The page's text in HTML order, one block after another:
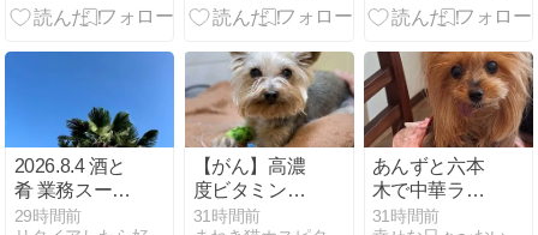
輪を本音レビ
2026.8.4 酒と
肴 業務スーパ
ーのカレール
29時間前
【がん】高濃
度ビタミンC
点滴で確認し
31時間前
あんずと六本
木で中華ラン
チ
31時間前